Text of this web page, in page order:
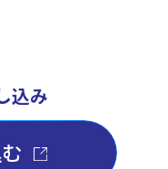
込み